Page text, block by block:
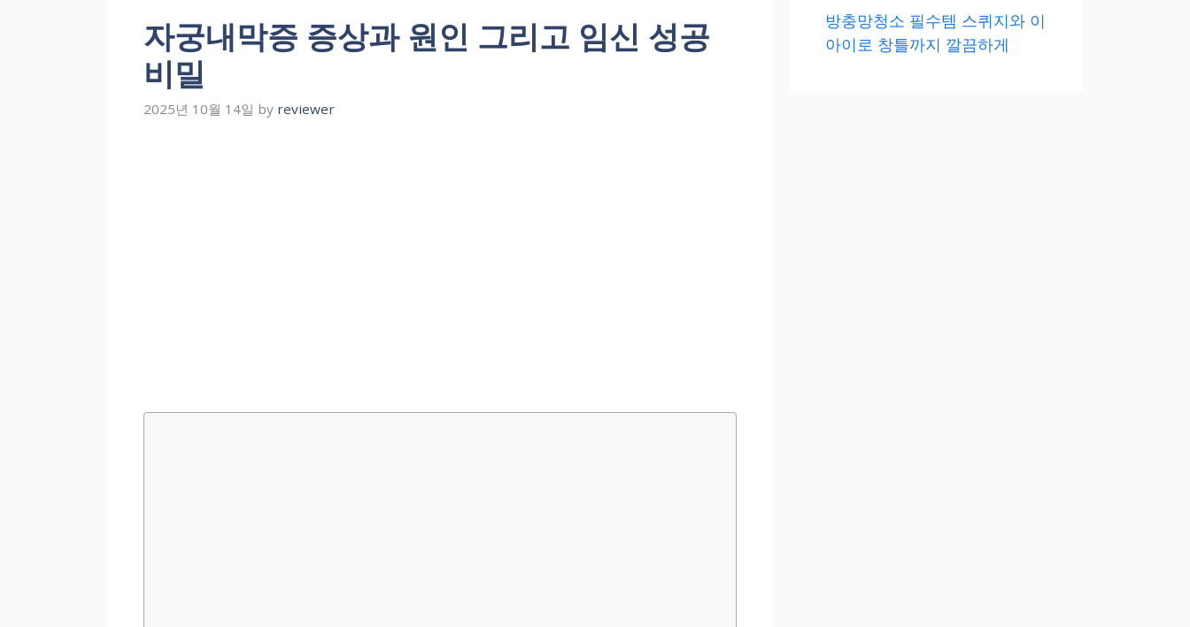
자궁내막증 증상과 원인 그리고 임신 성공
비밀
2025년 10월 14일 by reviewer
방충망청소 필수템 스퀴지와 이
아이로 창틀까지 깔끔하게